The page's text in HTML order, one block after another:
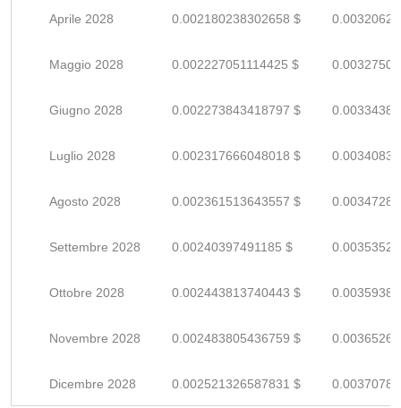
Aprile 2028 0.002180238302658 $
Maggio 2028 0.002227051114425 $
Giugno 2028 0.002273843418797 $
Luglio 2028 0.002317666048018 $
Agosto 2028 0.002361513643557 $
Settembre 2028 0.00240397491185 $
Ottobre 2028 0.002443813740443 $
Novembre 2028 0.002483805436759 $
Dicembre 2028 0.002521326587831 $